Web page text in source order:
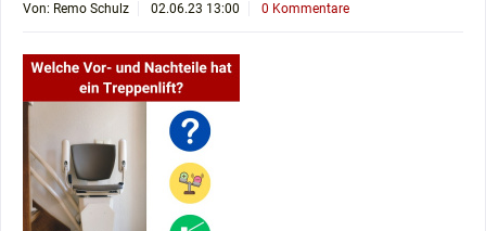
Von: Remo Schulz 02.06.23 13:00 0 Kommentare